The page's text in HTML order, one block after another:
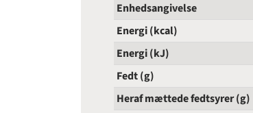
Enhedsangivelse
Energi (kcal)
Energi (kJ)
Fedt (g)
Heraf mættede fedtsyrer (g)